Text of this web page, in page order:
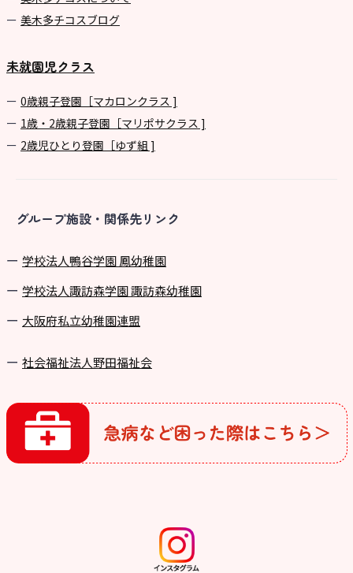
美⽊多チコスブログ
未就園児クラス
0歳親子登園［マカロンクラス ]
1歳・2歳親子登園［マリポサクラス ]
2歳児ひとり登園［ゆず組 ]
グループ施設・関係先リンク
学校法⼈鴨⾕学園 鳳幼稚園
学校法⼈諏訪森学園 諏訪森幼稚園
⼤阪府私⽴幼稚園連盟
社会福祉法人野田福祉会